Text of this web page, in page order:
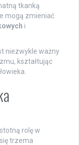
tkanką
mogą zmieniać
i
niezwykle ważny
kształtując
rolę w
trzema